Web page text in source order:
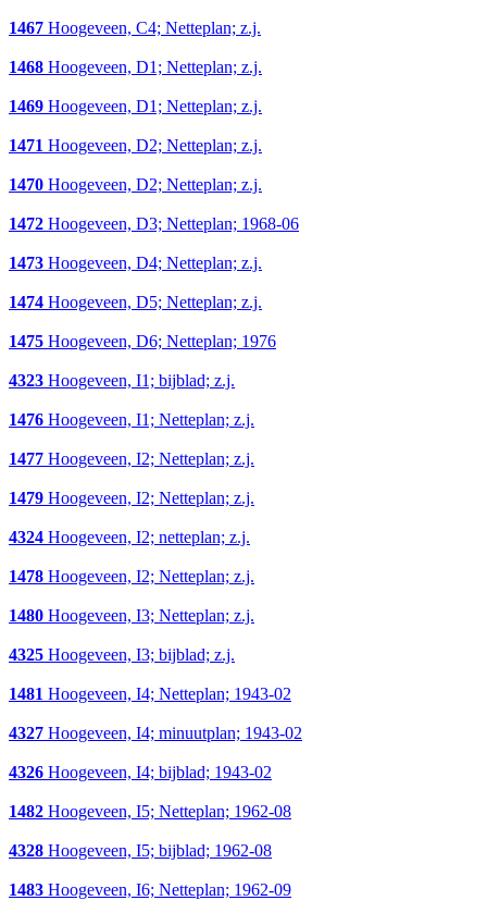
1467 Hoogeveen, C4; Netteplan; z.j.
1468 Hoogeveen, D1; Netteplan; z.j.
1469 Hoogeveen, D1; Netteplan; z.j.
1471 Hoogeveen, D2; Netteplan; z.j.
1470 Hoogeveen, D2; Netteplan; z.j.
1472 Hoogeveen, D3; Netteplan; 1968-06
1473 Hoogeveen, D4; Netteplan; z.j.
1474 Hoogeveen, D5; Netteplan; z.j.
1475 Hoogeveen, D6; Netteplan; 1976
4323 Hoogeveen, I1; bijblad; z.j.
1476 Hoogeveen, I1; Netteplan; z.j.
1477 Hoogeveen, I2; Netteplan; z.j.
1479 Hoogeveen, I2; Netteplan; z.j.
4324 Hoogeveen, I2; netteplan; z.j.
1478 Hoogeveen, I2; Netteplan; z.j.
1480 Hoogeveen, I3; Netteplan; z.j.
4325 Hoogeveen, I3; bijblad; z.j.
1481 Hoogeveen, I4; Netteplan; 1943-02
4327 Hoogeveen, I4; minuutplan; 1943-02
4326 Hoogeveen, I4; bijblad; 1943-02
1482 Hoogeveen, I5; Netteplan; 1962-08
4328 Hoogeveen, I5; bijblad; 1962-08
1483 Hoogeveen, I6; Netteplan; 1962-09